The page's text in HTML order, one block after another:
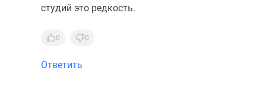
студий это редкость.
0 0
Ответить